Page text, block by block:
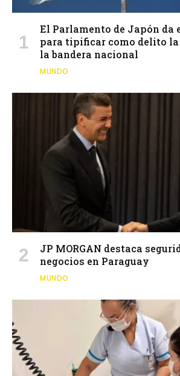
El Parlamento de Japón da
para tipificar como delito
la bandera nacional
MUNDO
JP MORGAN destaca
negocios en Paraguay
MUNDO